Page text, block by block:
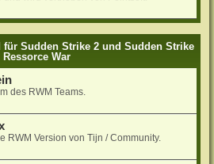
für Sudden Strike 2 und Sudden Strike
Ressorce War
des RWM Teams.
RWM Version von Tijn / Community.